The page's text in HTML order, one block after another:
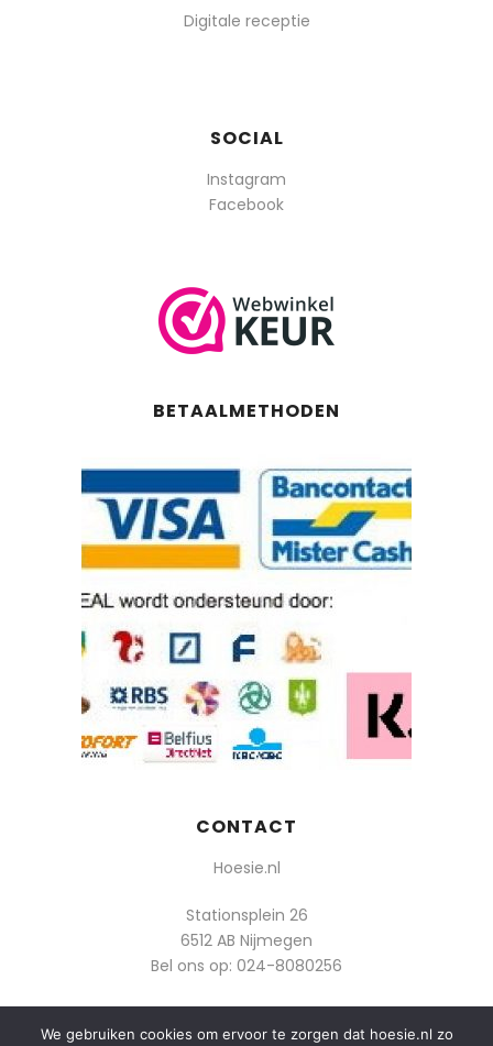
Digitale receptie
SOCIAL
Instagram
Facebook
BETAALMETHODEN
CONTACT
Hoesie.nl
Stationsplein 26
6512 AB Nijmegen
Bel ons op: 024-8080256
Of mail: info@hoesie.nl
We gebruiken cookies om ervoor te zorgen dat hoesie.nl zo